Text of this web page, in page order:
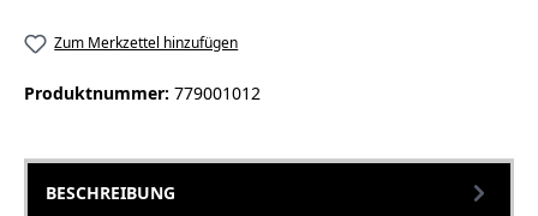
Zum Merkzettel hinzufügen
Produktnummer: 779001012
BESCHREIBUNG